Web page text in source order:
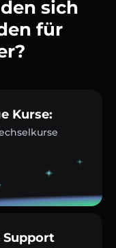
sich
für
Kurse:
Support